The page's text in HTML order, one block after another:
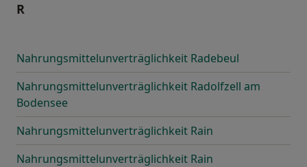
R
Nahrungsmittelunverträglichkeit Radebeul
Nahrungsmittelunverträglichkeit Radolfzell am
Bodensee
Nahrungsmittelunverträglichkeit Rain
Nahrungsmittelunverträglichkeit Rain